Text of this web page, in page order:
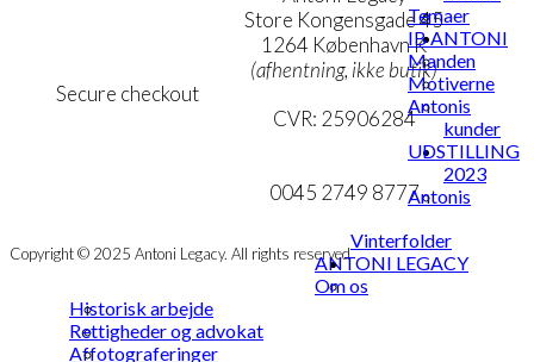
Secure checkout
Store Kongensgade 45
1264 København K
(afhentning, ikke butik)
CVR: 25906284
mail@ibantoni.com
0045 2749 8777
Copyright © 2025 Antoni Legacy. All rights reserved
Temaer
IB ANTONI
Manden
Motiverne
Antonis
kunder
UDSTILLING
2023
Antonis
Vinterfolder
ANTONI LEGACY
Om os
Historisk arbejde
Rettigheder og advokat
Affotograferinger